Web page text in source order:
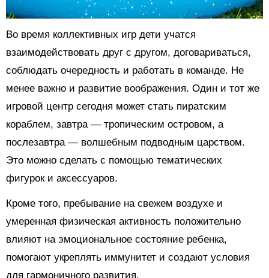
Во время коллективных игр дети учатся
взаимодействовать друг с другом, договариваться,
соблюдать очередность и работать в команде. Не
менее важно и развитие воображения. Один и тот же
игровой центр сегодня может стать пиратским
кораблем, завтра — тропическим островом, а
послезавтра — волшебным подводным царством.
Это можно сделать с помощью тематических
фигурок и аксессуаров.
Кроме того, пребывание на свежем воздухе и
умеренная физическая активность положительно
влияют на эмоциональное состояние ребенка,
помогают укреплять иммунитет и создают условия
для гармоничного развития.